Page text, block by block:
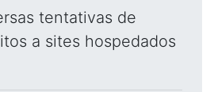
tentativas de
a sites hospedados